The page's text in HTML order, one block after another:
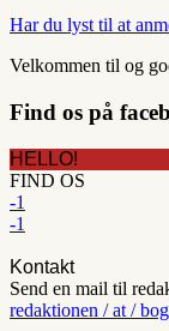
Har du lyst til at
Velkommen til og
Find os på
HELLO!
FIND OS
-1
-1
Kontakt
Send en mail til
redaktionen / at /